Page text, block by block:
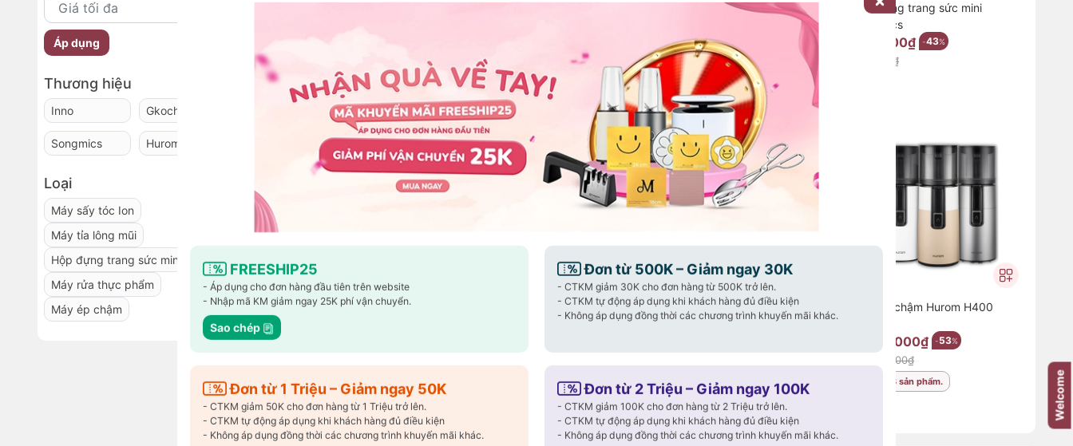
1.050.000₫
1.990.000₫ 450.000₫
Đã bán 35 sản phẩm.
Máy ép chậm Hurom E50ST
5.790.000₫
6.990.000₫
Hộp đựng trang sức mini
Songmics
450.000₫ -43%
790.000₫
Máy ép chậm Hurom H420
6.890.000₫
Đã bán 23 sản phẩm.
Máy ép chậm Hurom H410
Máy rửa thực phẩm Hurom UC-
BO1FWH
Đã bán 21 sản phẩm.
Máy ép chậm Hurom H400
6.850.000₫ -53%
14.500.000₫
Đã bán 8 sản phẩm.
Áp dụng
Thương hiệu
Inno Gkoch
Songmics Hurom
Loại
Máy sấy tóc Ion
Máy tỉa lông mũi
Hộp đựng trang sức mini
Máy rửa thực phẩm
Máy ép chậm
Welcome
FREESHIP25
- Áp dụng cho đơn hàng đầu tiên trên website
- Nhập mã KM giảm ngay 25K phí vận chuyển.
Sao chép
Đơn từ 500K – Giảm ngay 30K
- CTKM giảm 30K cho đơn hàng từ 500K trở lên.
- CTKM tự động áp dụng khi khách hàng đủ điều kiện
- Không áp dụng đồng thời các chương trình khuyến mãi khác.
Đơn từ 1 Triệu – Giảm ngay 50K
- CTKM giảm 50K cho đơn hàng từ 1 Triệu trở lên.
- CTKM tự động áp dụng khi khách hàng đủ điều kiện
- Không áp dụng đồng thời các chương trình khuyến mãi khác.
Đơn từ 2 Triệu – Giảm ngay 100K
- CTKM giảm 100K cho đơn hàng từ 2 Triệu trở lên.
- CTKM tự động áp dụng khi khách hàng đủ điều kiện
- Không áp dụng đồng thời các chương trình khuyến mãi khác.